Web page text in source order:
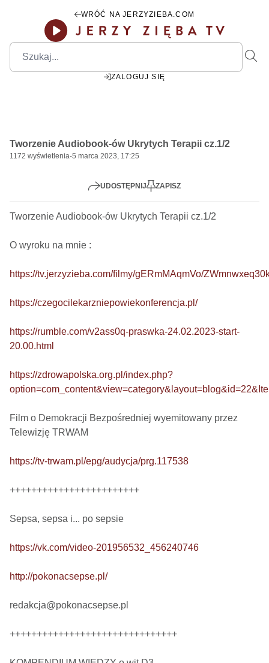
WRÓĆ NA JERZYZIEBA.COM
ZALOGUJ SIĘ
Play
Tworzenie Audiobook-ów Ukrytych Terapii cz.1/2
1172 wyświetlenia-5 marca 2023, 17:25
UDOSTĘPNIJ ZAPISZ
Tworzenie Audiobook-ów Ukrytych Terapii cz.1/2
O wyroku na mnie :
https://tv.jerzyzieba.com/filmy/gERmMAqmVo/
https://czegocilekarzniepowiekonferencja.pl/
https://rumble.com/v2ass0q-praswka-24.02.2023-start-
20.00.html
https://zdrowapolska.org.pl/index.php?
Film o Demokracji Bezpośredniej wyemitowany przez
Telewizję TRWAM
https://tv-trwam.pl/epg/audycja/prg.117538
++++++++++++++++++++++++
Sepsa, sepsa i... po sepsie
https://vk.com/video-201956532_456240746
http://pokonacsepse.pl/
redakcja@pokonacsepse.pl
+++++++++++++++++++++++++++++++